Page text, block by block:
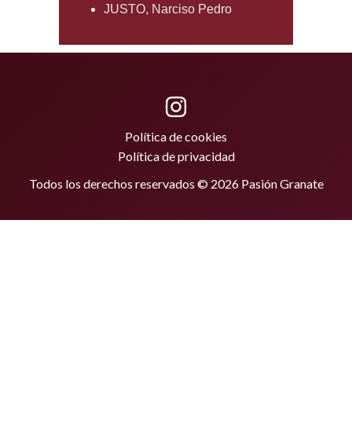
JUSTO, Narciso Pedro
Política de cookies
Política de privacidad
Todos los derechos reservados © 2026 Pasión Granate